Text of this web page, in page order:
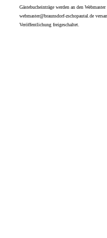
Gästebucheinträge werden an den
webmaster@braunsdorf-zschopautal.de
Veröffentlichung freigeschaltet.